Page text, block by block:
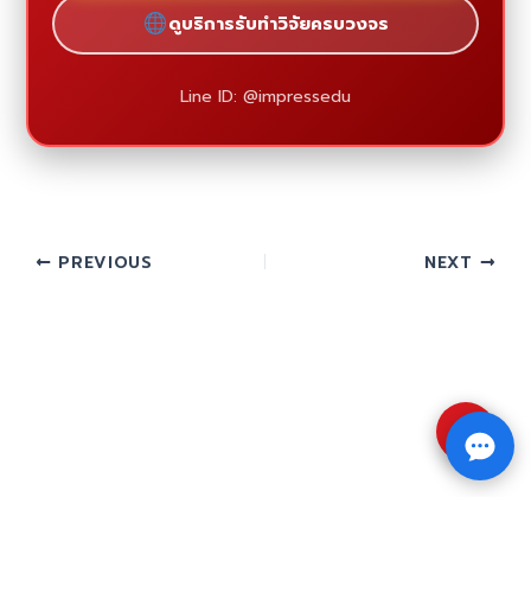
ดูบริการรับทำวิจัยครบวงจร
Line ID: @impressedu
PREVIOUS NEXT
⇧